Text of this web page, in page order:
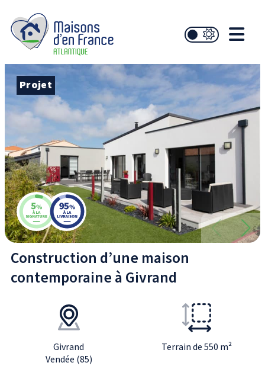
Projet
Construction d’une maison
contemporaine à Givrand
Givrand
Vendée (85)
Terrain de 550 m²